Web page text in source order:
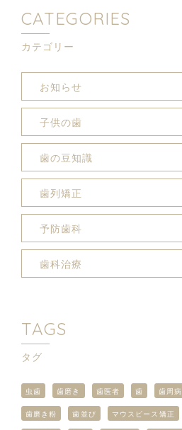
CATEGORIES
カテゴリー
お知らせ
子供の歯
歯の豆知識
歯列矯正
予防歯科
歯科治療
TAGS
タグ
虫歯 歯磨き 歯医者 歯 歯周病
歯磨き粉 歯並び マウスピース矯正